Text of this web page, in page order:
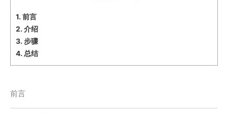
1. 前言
2. 介绍
3. 步骤
4. 总结
前言